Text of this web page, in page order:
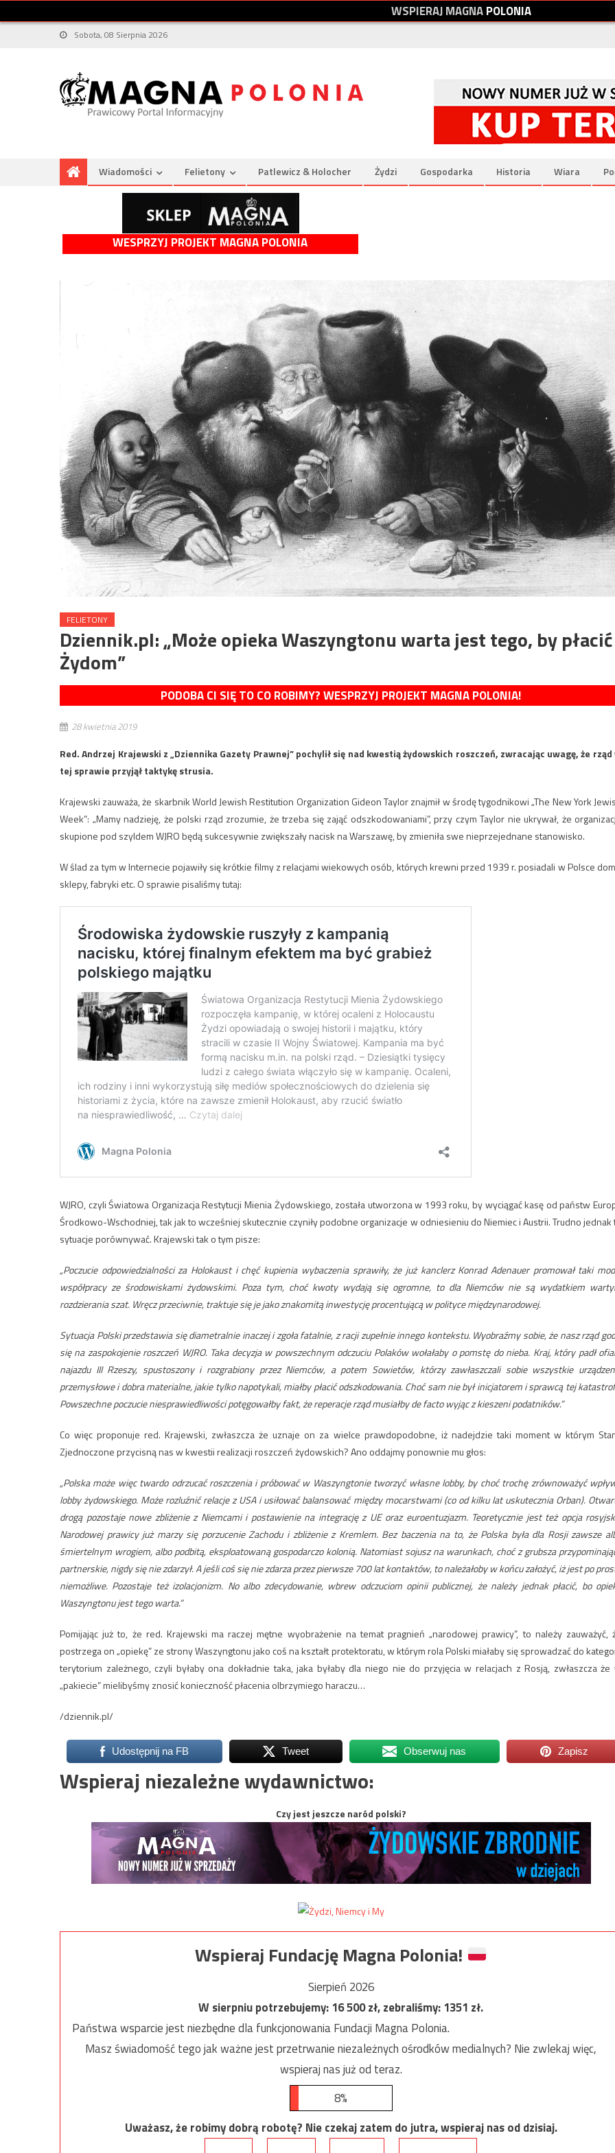
WSPIERAJMAGNAPOLONIA
Sobota, 08 Sierpnia 2026
Wiadomości Felietony Patlewicz & Holocher Żydzi Gospodarka Historia Wiara
WESPRZYJ PROJEKT MAGNA POLONIA
FELIETONY
Dziennik.pl: „Może opieka Waszyngtonu warta jest tego, by płacić
Żydom”
PODOBA CI SIĘ TO CO ROBIMY? WESPRZYJ PROJEKT MAGNA POLONIA!
28 kwietnia 2019
Red. Andrzej Krajewski z „Dziennika Gazety Prawnej” pochylił się nad kwestią żydowskich roszczeń, zwracając uwagę, że rząd
tej sprawie przyjął taktykę strusia.
Krajewski zauważa, że skarbnik World Jewish Restitution Organization Gideon Taylor znajmił w środę tygodnikowi „The New York
Week”: „Mamy nadzieję, że polski rząd zrozumie, że trzeba się zająć odszkodowaniami”, przy czym Taylor nie ukrywał, że
skupione pod szyldem WJRO będą sukcesywnie zwiększały nacisk na Warszawę, by zmieniła swe nieprzejednane stanowisko.
W ślad za tym w Internecie pojawiły się krótkie filmy z relacjami wiekowych osób, których krewni przed 1939 r. posiadali w Polsce
sklepy, fabryki etc. O sprawie pisaliśmy tutaj:
WJRO, czyli Światowa Organizacja Restytucji Mienia Żydowskiego, została utworzona w 1993 roku, by wyciągać kasę od państw
Środkowo-Wschodniej, tak jak to wcześniej skutecznie czyniły podobne organizacje w odniesieniu do Niemiec i Austrii. Trudno jednak
sytuacje porównywać. Krajewski tak o tym pisze:
„Poczucie odpowiedzialności za Holokaust i chęć kupienia wybaczenia sprawiły, że już kanclerz Konrad Adenauer promował taki
współpracy ze środowiskami żydowskimi. Poza tym, choć kwoty wydają się ogromne, to dla Niemców nie są wydatkiem
rozdzierania szat. Wręcz przeciwnie, traktuje się je jako znakomitą inwestycję procentującą w polityce międzynarodowej.
Sytuacja Polski przedstawia się diametralnie inaczej i zgoła fatalnie, z racji zupełnie innego kontekstu. Wyobraźmy sobie, że nasz rząd
się na zaspokojenie roszczeń WJRO. Taka decyzja w powszechnym odczuciu Polaków wołałaby o pomstę do nieba. Kraj, który padł
najazdu III Rzeszy, spustoszony i rozgrabiony przez Niemców, a potem Sowietów, którzy zawłaszczali sobie wszystkie
przemysłowe i dobra materialne, jakie tylko napotykali, miałby płacić odszkodowania. Choć sam nie był inicjatorem i sprawcą tej
Powszechne poczucie niesprawiedliwości potęgowałby fakt, że reperacje rząd musiałby de facto wyjąc z kieszeni podatników.”
Co więc proponuje red. Krajewski, zwłaszcza że uznaje on za wielce prawdopodobne, iż nadejdzie taki moment w którym
Zjednoczone przycisną nas w kwestii realizacji roszczeń żydowskich? Ano oddajmy ponownie mu głos:
„Polska może więc twardo odrzucać roszczenia i próbować w Waszyngtonie tworzyć własne lobby, by choć trochę zrównoważyć
lobby żydowskiego. Może rozluźnić relacje z USA i usiłować balansować między mocarstwami (co od kilku lat uskutecznia Orban).
drogą pozostaje nowe zbliżenie z Niemcami i postawienie na integrację z UE oraz euroentuzjazm. Teoretycznie jest też opcja
Narodowej prawicy już marzy się porzucenie Zachodu i zbliżenie z Kremlem. Bez baczenia na to, że Polska była dla Rosji zawsze
śmiertelnym wrogiem, albo podbitą, eksploatowaną gospodarczo kolonią. Natomiast sojusz na warunkach, choć z grubsza
partnerskie, nigdy się nie zdarzył. A jeśli coś się nie zdarza przez pierwsze 700 lat kontaktów, to należałoby w końcu założyć, iż jest po
niemożliwe. Pozostaje też izolacjonizm. No albo zdecydowanie, wbrew odczuciom opinii publicznej, że należy jednak płacić, bo
Waszyngtonu jest tego warta.”
Pomijając już to, że red. Krajewski ma raczej mętne wyobrażenie na temat pragnień „narodowej prawicy”, to należy zauważyć,
postrzega on „opiekę” ze strony Waszyngtonu jako coś na kształt protektoratu, w którym rola Polski miałaby się sprowadzać do
terytorium zależnego, czyli byłaby ona dokładnie taka, jaka byłaby dla niego nie do przyjęcia w relacjach z Rosją, zwłaszcza że
„pakiecie” mielibyśmy znosić konieczność płacenia olbrzymiego haraczu…
/dziennik.pl/
Udostępnij na FB Tweet Obserwuj nas Zapisz
Wspieraj niezależne wydawnictwo:
Czy jest jeszcze naród polski?
Wspieraj Fundację Magna Polonia!
Sierpień 2026
W sierpniu potrzebujemy:16 500zł, zebraliśmy:1351 zł.
Państwa wsparcie jest niezbędne dla funkcjonowania Fundacji Magna Polonia.
Masz świadomość tego jak ważne jest przetrwanie niezależnych ośrodków medialnych? Nie zwlekaj więc,
wspieraj nas już od teraz.
8%
Uważasz, że robimy dobrą robotę? Nie czekaj zatem do jutra, wspieraj nas od dzisiaj.